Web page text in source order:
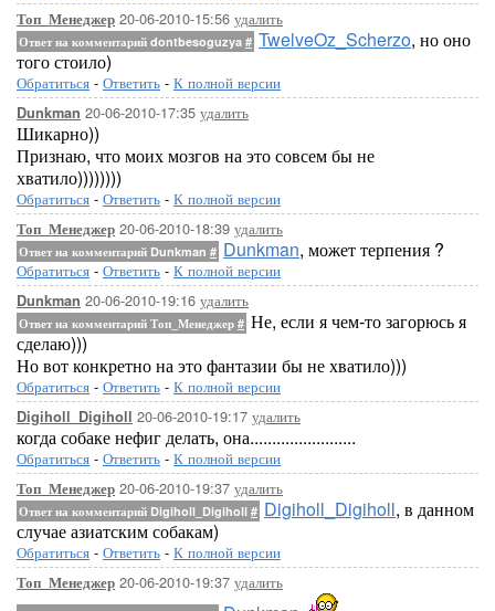
Топ_Менеджер 20-06-2010-15:56 удалить
Ответ на комментарий dontbesoguzya # TwelveOz_Scherzo, но оно
того стоило)
Обратиться - Ответить - К полной версии
Dunkman 20-06-2010-17:35 удалить
Шикарно))
Признаю, что моих мозгов на это совсем бы не
хватило))))))))
Обратиться - Ответить - К полной версии
Топ_Менеджер 20-06-2010-18:39 удалить
Ответ на комментарий Dunkman # Dunkman, может терпения ?
Обратиться - Ответить - К полной версии
Dunkman 20-06-2010-19:16 удалить
Ответ на комментарий Топ_Менеджер # Не, если я чем-то загорюсь я
сделаю)))
Но вот конкретно на это фантазии бы не хватило)))
Обратиться - Ответить - К полной версии
Digiholl_Digiholl 20-06-2010-19:17 удалить
когда собаке нефиг делать, она........................
Обратиться - Ответить - К полной версии
Топ_Менеджер 20-06-2010-19:37 удалить
Ответ на комментарий Digiholl_Digiholl # Digiholl_Digiholl, в данном
случае азиатским собакам)
Обратиться - Ответить - К полной версии
Топ_Менеджер 20-06-2010-19:37 удалить